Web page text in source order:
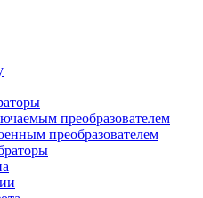
преобразователем
преобразователем